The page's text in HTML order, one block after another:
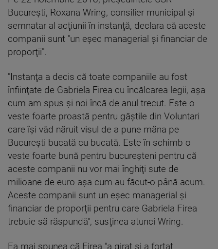
Bucureşti, Roxana Wring, consilier municipal şi
semnatar al acţiunii în instanţă, declara că aceste
companii sunt "un eşec managerial şi financiar de
proporţii".
"Instanţa a decis că toate companiile au fost
înfiinţate de Gabriela Firea cu încălcarea legii, aşa
cum am spus şi noi încă de anul trecut. Este o
veste foarte proastă pentru găştile din Voluntari
care îşi văd năruit visul de a pune mâna pe
Bucureşti bucată cu bucată. Este în schimb o
veste foarte bună pentru bucureşteni pentru că
aceste companii nu vor mai înghiţi sute de
milioane de euro aşa cum au făcut-o până acum.
Aceste companii sunt un eşec managerial şi
financiar de proporţii pentru care Gabriela Firea
trebuie să răspundă", susţinea atunci Wring.
Ea mai spunea că Firea "a girat şi a forţat